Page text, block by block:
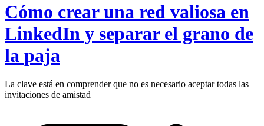
Cómo crear una red valiosa en
LinkedIn y separar el grano de
la paja
La clave está en comprender que no es necesario aceptar todas las
invitaciones de amistad